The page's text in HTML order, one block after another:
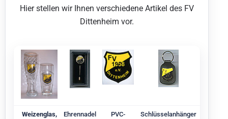
Hier stellen wir Ihnen verschiedene Artikel des FV
Dittenheim vor.
Weizenglas,
Ehrennadel
PVC-
Schlüsselanhänger